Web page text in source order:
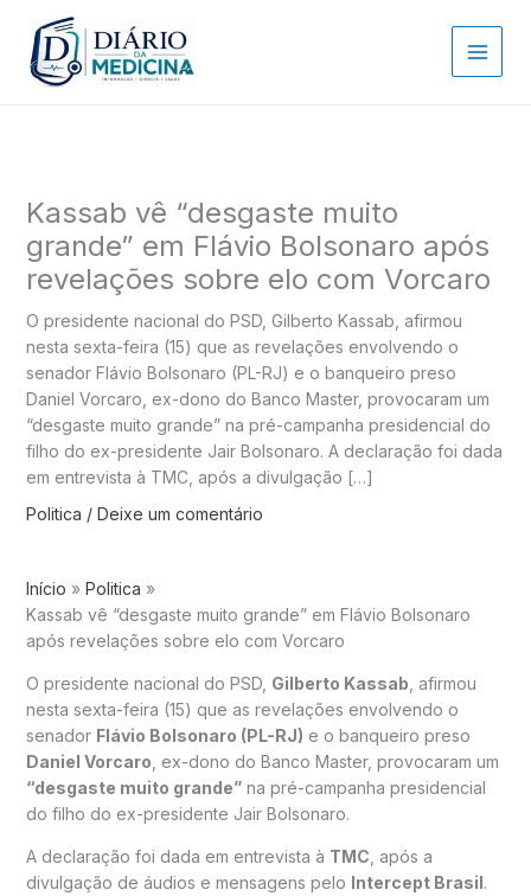
para
conteúdo
Kassab vê “desgaste muito
grande” em Flávio Bolsonaro após
revelações sobre elo com Vorcaro
O presidente nacional do PSD, Gilberto Kassab, afirmou
nesta sexta-feira (15) que as revelações envolvendo o
senador Flávio Bolsonaro (PL-RJ) e o banqueiro preso
Daniel Vorcaro, ex-dono do Banco Master, provocaram um
“desgaste muito grande” na pré-campanha presidencial do
filho do ex-presidente Jair Bolsonaro. A declaração foi dada
em entrevista à TMC, após a divulgação […]
Politica / Deixe um comentário
Início
Politica
Kassab vê “desgaste muito grande” em Flávio Bolsonaro
após revelações sobre elo com Vorcaro
O presidente nacional do PSD, Gilberto Kassab , afirmou
nesta sexta-feira (15) que as revelações envolvendo o
senador Flávio Bolsonaro (PL-RJ) e o banqueiro preso
Daniel Vorcaro , ex-dono do Banco Master, provocaram um
“desgaste muito grande”na pré-campanha presidencial
do filho do ex-presidente Jair Bolsonaro.
A declaração foi dada em entrevista à TMC , após a
divulgação de áudios e mensagens pelo Intercept Brasil.